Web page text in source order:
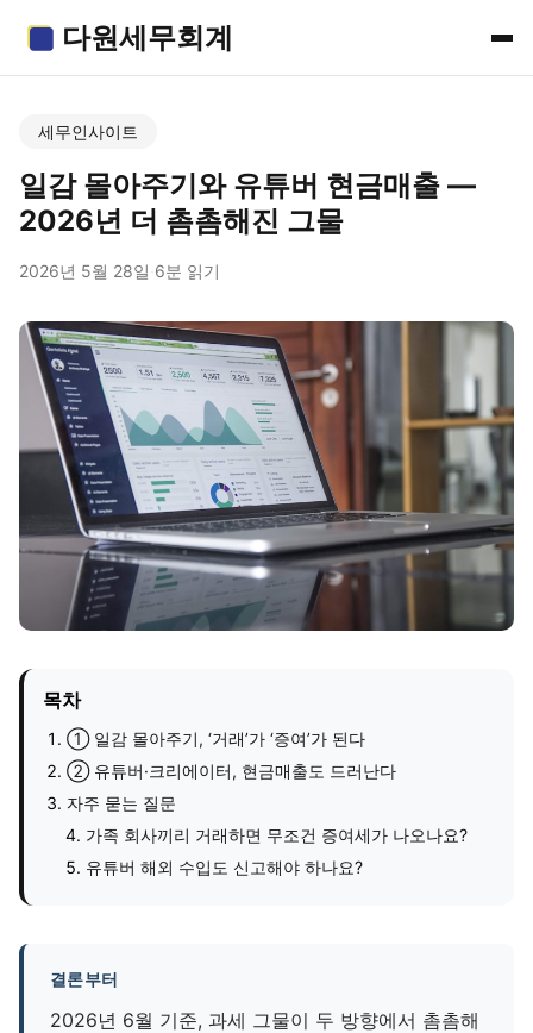
다원세무회계
세무인사이트
일감 몰아주기와 유튜버 현금매출 —
2026년 더 촘촘해진 그물
2026년 5월 28일 6분 읽기
목차
① 일감 몰아주기, ‘거래’가 ‘증여’가 된다
② 유튜버·크리에이터, 현금매출도 드러난다
자주 묻는 질문
가족 회사끼리 거래하면 무조건 증여세가 나오나요?
유튜버 해외 수입도 신고해야 하나요?
결론부터
2026년 6월 기준, 과세 그물이 두 방향에서 촘촘해